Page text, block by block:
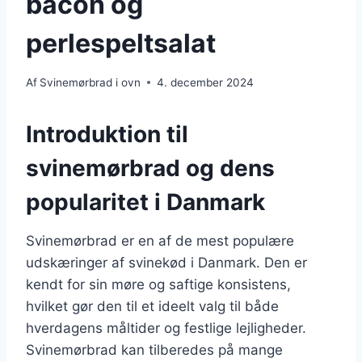
perlespeltsalat
Af Svinemørbrad i ovn 4. december 2024
Introduktion til
svinemørbrad og dens
popularitet i Danmark
Svinemørbrad er en af de mest populære
udskæringer af svinekød i Danmark. Den er
kendt for sin møre og saftige konsistens,
hvilket gør den til et ideelt valg til både
hverdagens måltider og festlige lejligheder.
Svinemørbrad kan tilberedes på mange